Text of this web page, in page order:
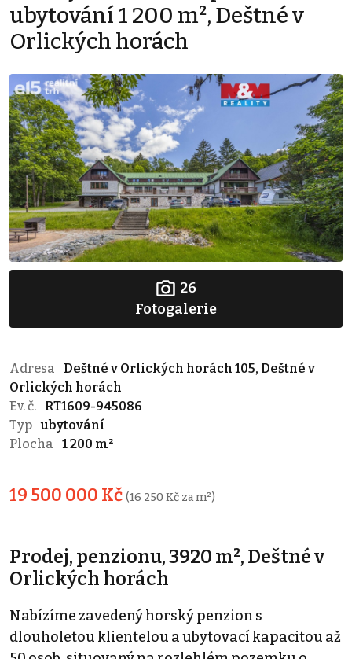
ubytování 1 200 m², Deštné v
Orlických horách
26
Fotogalerie
Adresa
Deštné v Orlických horách 105, Deštné v
Orlických horách
Ev. č.
RT1609-945086
Typ ubytování
Plocha
1 200 m²
19 500 000 Kč (16 250 Kč za m²)
Prodej, penzionu, 3920 m², Deštné v
Orlických horách
Nabízíme zavedený horský penzion s
dlouholetou klientelou a ubytovací kapacitou až